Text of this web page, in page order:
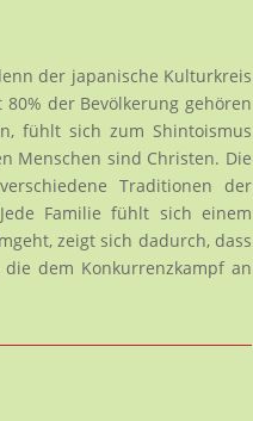
der japanische Kulturkreis
der Bevölkerung gehören
fühlt sich zum Shintoismus
Menschen sind Christen. Die
Traditionen der
Familie fühlt sich einem
zeigt sich dadurch, dass
dem Konkurrenzkampf an